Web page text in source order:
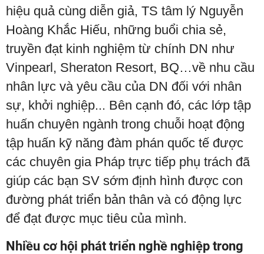
hiệu quả cùng diễn giả, TS tâm lý Nguyễn
Hoàng Khắc Hiếu, những buổi chia sẻ,
truyền đạt kinh nghiệm từ chính DN như
Vinpearl, Sheraton Resort, BQ…về nhu cầu
nhân lực và yêu cầu của DN đối với nhân
sự, khởi nghiệp... Bên cạnh đó, các lớp tập
huấn chuyên ngành trong chuỗi hoạt động
tập huấn kỹ năng đàm phán quốc tế được
các chuyên gia Pháp trực tiếp phụ trách đã
giúp các bạn SV sớm định hình được con
đường phát triển bản thân và có động lực
để đạt được mục tiêu của mình.
Nhiều cơ hội phát triển nghề nghiệp trong